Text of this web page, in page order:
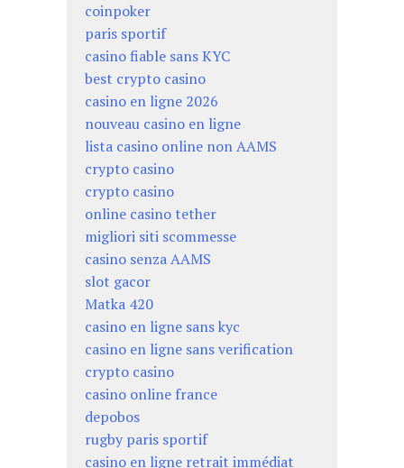
coinpoker
paris sportif
casino fiable sans KYC
best crypto casino
casino en ligne 2026
nouveau casino en ligne
lista casino online non AAMS
crypto casino
crypto casino
online casino tether
migliori siti scommesse
casino senza AAMS
slot gacor
Matka 420
casino en ligne sans kyc
casino en ligne sans verification
crypto casino
casino online france
depobos
rugby paris sportif
casino en ligne retrait immédiat